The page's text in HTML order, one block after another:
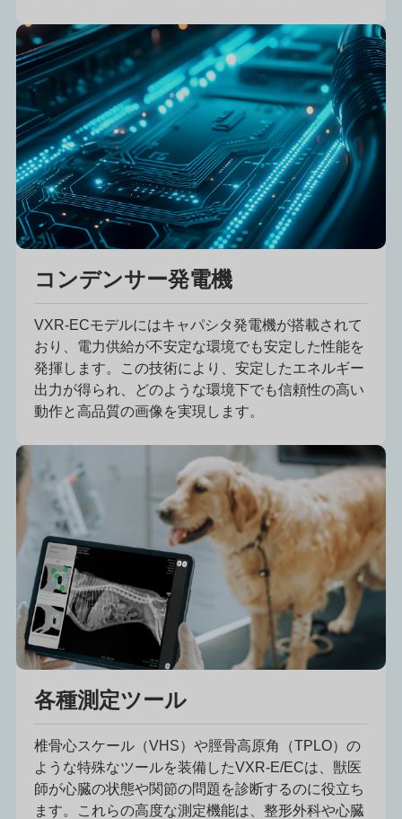
コンデンサー発電機
VXR-ECモデルにはキャパシタ発電機が搭載されて
おり、電力供給が不安定な環境でも安定した性能を
発揮します。この技術により、安定したエネルギー
出力が得られ、どのような環境下でも信頼性の高い
動作と高品質の画像を実現します。
各種測定ツール
椎骨心スケール（VHS）や脛骨高原角（TPLO）の
ような特殊なツールを装備したVXR-E/ECは、獣医
師が心臓の状態や関節の問題を診断するのに役立ち
ます。これらの高度な測定機能は、整形外科や心臓